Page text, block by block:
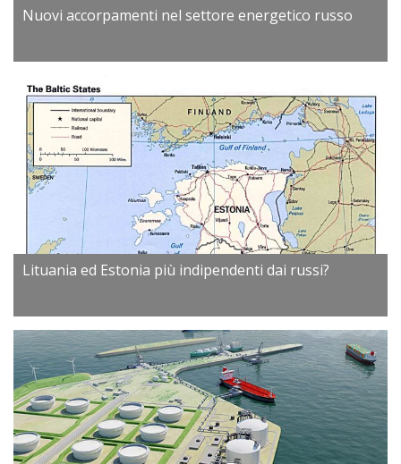
Nuovi accorpamenti nel settore energetico russo
Lituania ed Estonia più indipendenti dai russi?